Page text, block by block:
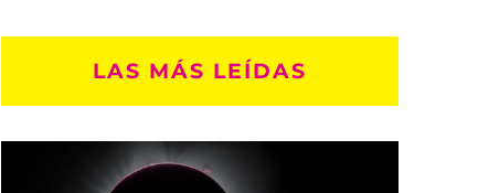
LAS MÁS LEÍDAS